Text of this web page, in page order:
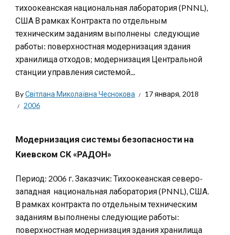
тихоокеанская национальная лаборатория (PNNL),
США В рамках Контракта по отдельным
техническим заданиям выполнены следующие
работы: поверхностная модернизация здания
хранилища отходов; модернизация Центральной
станции управления системой...
ByСвітлана Миколаївна Чеснокова
17 января, 2018
2006
Модернизация системы безопасности на
Киевском СК «РАДОН»
Период: 2006 г. Заказчик: Тихоокеанская северо-
западная национальная лаборатория (PNNL), США.
В рамках контракта по отдельным техническим
заданиям выполнены следующие работы:
поверхностная модернизация здания хранилища